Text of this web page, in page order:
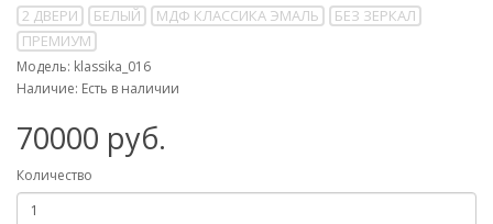
2 ДВЕРИ БЕЛЫЙ МДФ КЛАССИКА ЭМАЛЬ
БЕЗ ЗЕРКАЛ
ПРЕМИУМ
Модель: klassika_016
Наличие: Есть в наличии
70000 руб.
Количество